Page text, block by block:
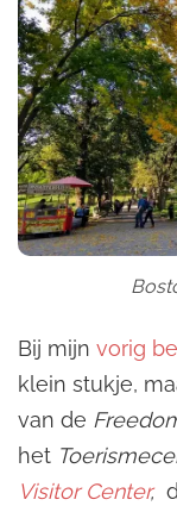
Bij mijn vorig
klein stukje,
van de
het
Visitor Center,